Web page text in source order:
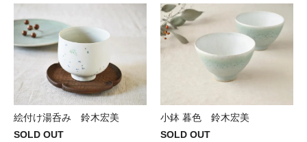
絵付け湯呑み 鈴木宏美
SOLD OUT
小鉢 暮色 鈴木宏美
SOLD OUT